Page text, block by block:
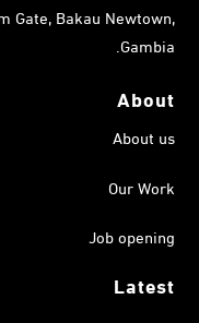
Gate, Bakau Newtown,
Gambia.
About
About us
Our Work
Job opening
Latest